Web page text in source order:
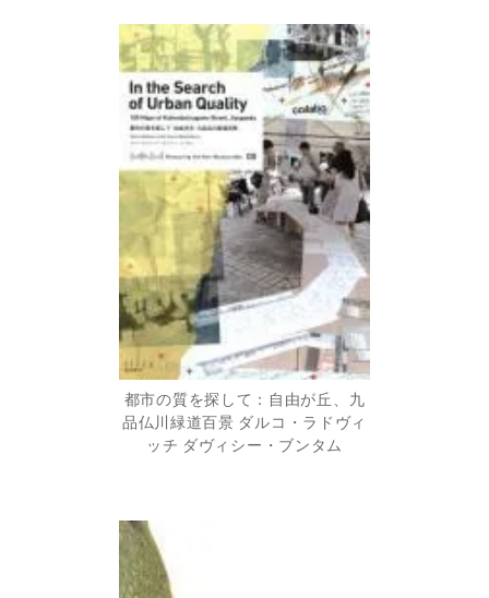
都市の質を探して：自由が丘、九
品仏川緑道百景 ダルコ・ラドヴィ
ッチ ダヴィシー・ブンタム